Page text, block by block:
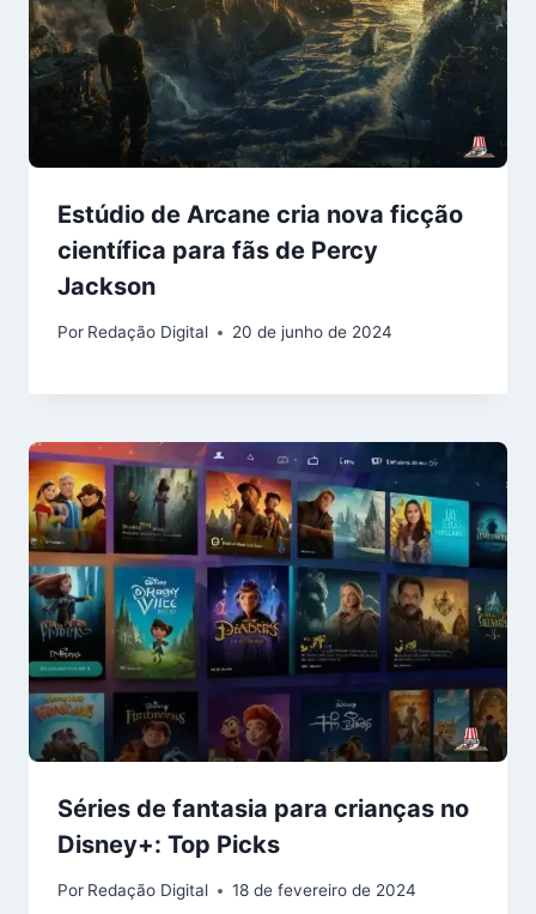
Estúdio de Arcane cria nova ficção
científica para fãs de Percy
Jackson
Por Redação Digital 20 de junho de 2024
Séries de fantasia para crianças no
Disney+: Top Picks
Por Redação Digital 18 de fevereiro de 2024